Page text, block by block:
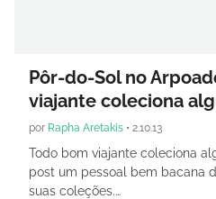
Pôr-do-Sol no
viajante coleciona
por Rapha Aretakis • 2.10.13
Todo bom viajante coleciona
post um pessoal bem bacana
suas coleções.…